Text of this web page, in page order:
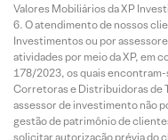
Valores Mobiliários da XP
O atendimento de nossos
Investimentos ou por
atividades por meio da XP, em
178/2023, os quais
Corretoras e Distribuidoras de
assessor de investimento não
gestão de patrimônio de
solicitar autorização prévia do